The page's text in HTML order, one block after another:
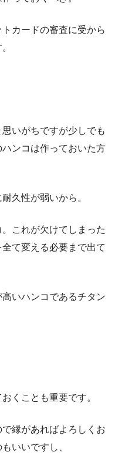
カードの審査に受から
いがちですが少しでも
ンコは作っておいた方
久性が弱いから。
これが欠けてしまった
て変える必要まで出て
いハンコであるチタン
くことも重要です。
縁があればよろしくお
いいですし、